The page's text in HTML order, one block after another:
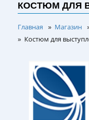
КОСТЮМ ДЛЯ
Главная » Магазин
» Костюм для